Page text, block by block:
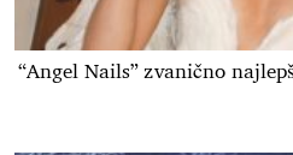
“Angel Nails” zvanično